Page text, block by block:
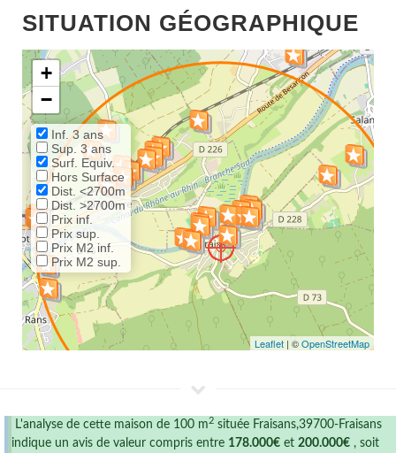
SITUATION GÉOGRAPHIQUE
+
−
Inf. 3 ans
Sup. 3 ans
Surf. Equiv.
Hors Surface
Dist. <2700m
Dist. >2700m
Prix inf.
Prix sup.
Prix M2 inf.
Prix M2 sup.
Leaflet | ©OpenStreetMap
L'analyse de cette maison de 100 m 2 située Fraisans,39700-Fraisans
indique un avis de valeur compris entre 178.000€ et 200.000€ , soit